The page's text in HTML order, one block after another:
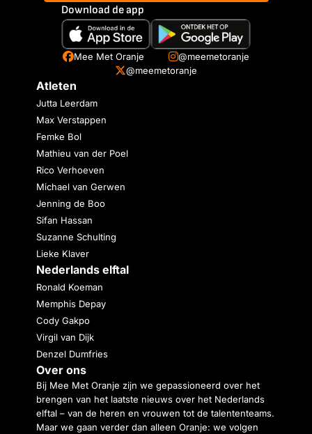
Download de app
Mee Met Oranje
@meemetoranje
@meemetoranje
Atleten
Jutta Leerdam
Max Verstappen
Femke Bol
Mathieu van der Poel
Rico Verhoeven
Michael van Gerwen
Jenning de Boo
Sifan Hassan
Suzanne Schulting
Lieke Klaver
Nederlands elftal
Ronald Koeman
Memphis Depay
Cody Gakpo
Virgil van Dijk
Denzel Dumfries
Over ons
Bij Mee Met Oranje zijn we gepassioneerd over het
brengen van het laatste nieuws over het Nederlands
elftal – van de heren en vrouwen tot de talententeams.
Maar we gaan verder dan alleen Oranje: we volgen